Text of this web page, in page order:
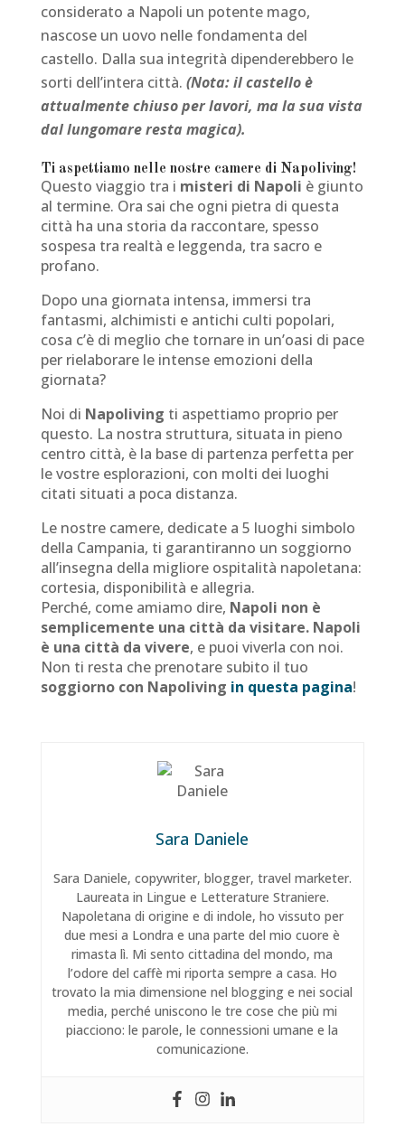
considerato a Napoli un potente mago,
nascose un uovo nelle fondamenta del
castello. Dalla sua integrità dipenderebbero le
sorti dell’intera città. (Nota: il castello è
attualmente chiuso per lavori, ma la sua vista
dal lungomare resta magica).
Ti aspettiamo nelle nostre camere di Napoliving!
Questo viaggio tra i misteri di Napoli è giunto
al termine. Ora sai che ogni pietra di questa
città ha una storia da raccontare, spesso
sospesa tra realtà e leggenda, tra sacro e
profano.
Dopo una giornata intensa, immersi tra
fantasmi, alchimisti e antichi culti popolari,
cosa c’è di meglio che tornare in un’oasi di pace
per rielaborare le intense emozioni della
giornata?
Noi di Napoliving ti aspettiamo proprio per
questo. La nostra struttura, situata in pieno
centro città, è la base di partenza perfetta per
le vostre esplorazioni, con molti dei luoghi
citati situati a poca distanza.
Le nostre camere, dedicate a 5 luoghi simbolo
della Campania, ti garantiranno un soggiorno
all’insegna della migliore ospitalità napoletana:
cortesia, disponibilità e allegria.
Perché, come amiamo dire, Napoli non è
semplicemente una città da visitare. Napoli
è una città da vivere, e puoi viverla con noi.
Non ti resta che prenotare subito il tuo
soggiorno con Napoliving in questa pagina!
Sara Daniele
Sara Daniele, copywriter, blogger, travel marketer.
Laureata in Lingue e Letterature Straniere.
Napoletana di origine e di indole, ho vissuto per
due mesi a Londra e una parte del mio cuore è
rimasta lì. Mi sento cittadina del mondo, ma
l’odore del caffè mi riporta sempre a casa. Ho
trovato la mia dimensione nel blogging e nei social
media, perché uniscono le tre cose che più mi
piacciono: le parole, le connessioni umane e la
comunicazione.